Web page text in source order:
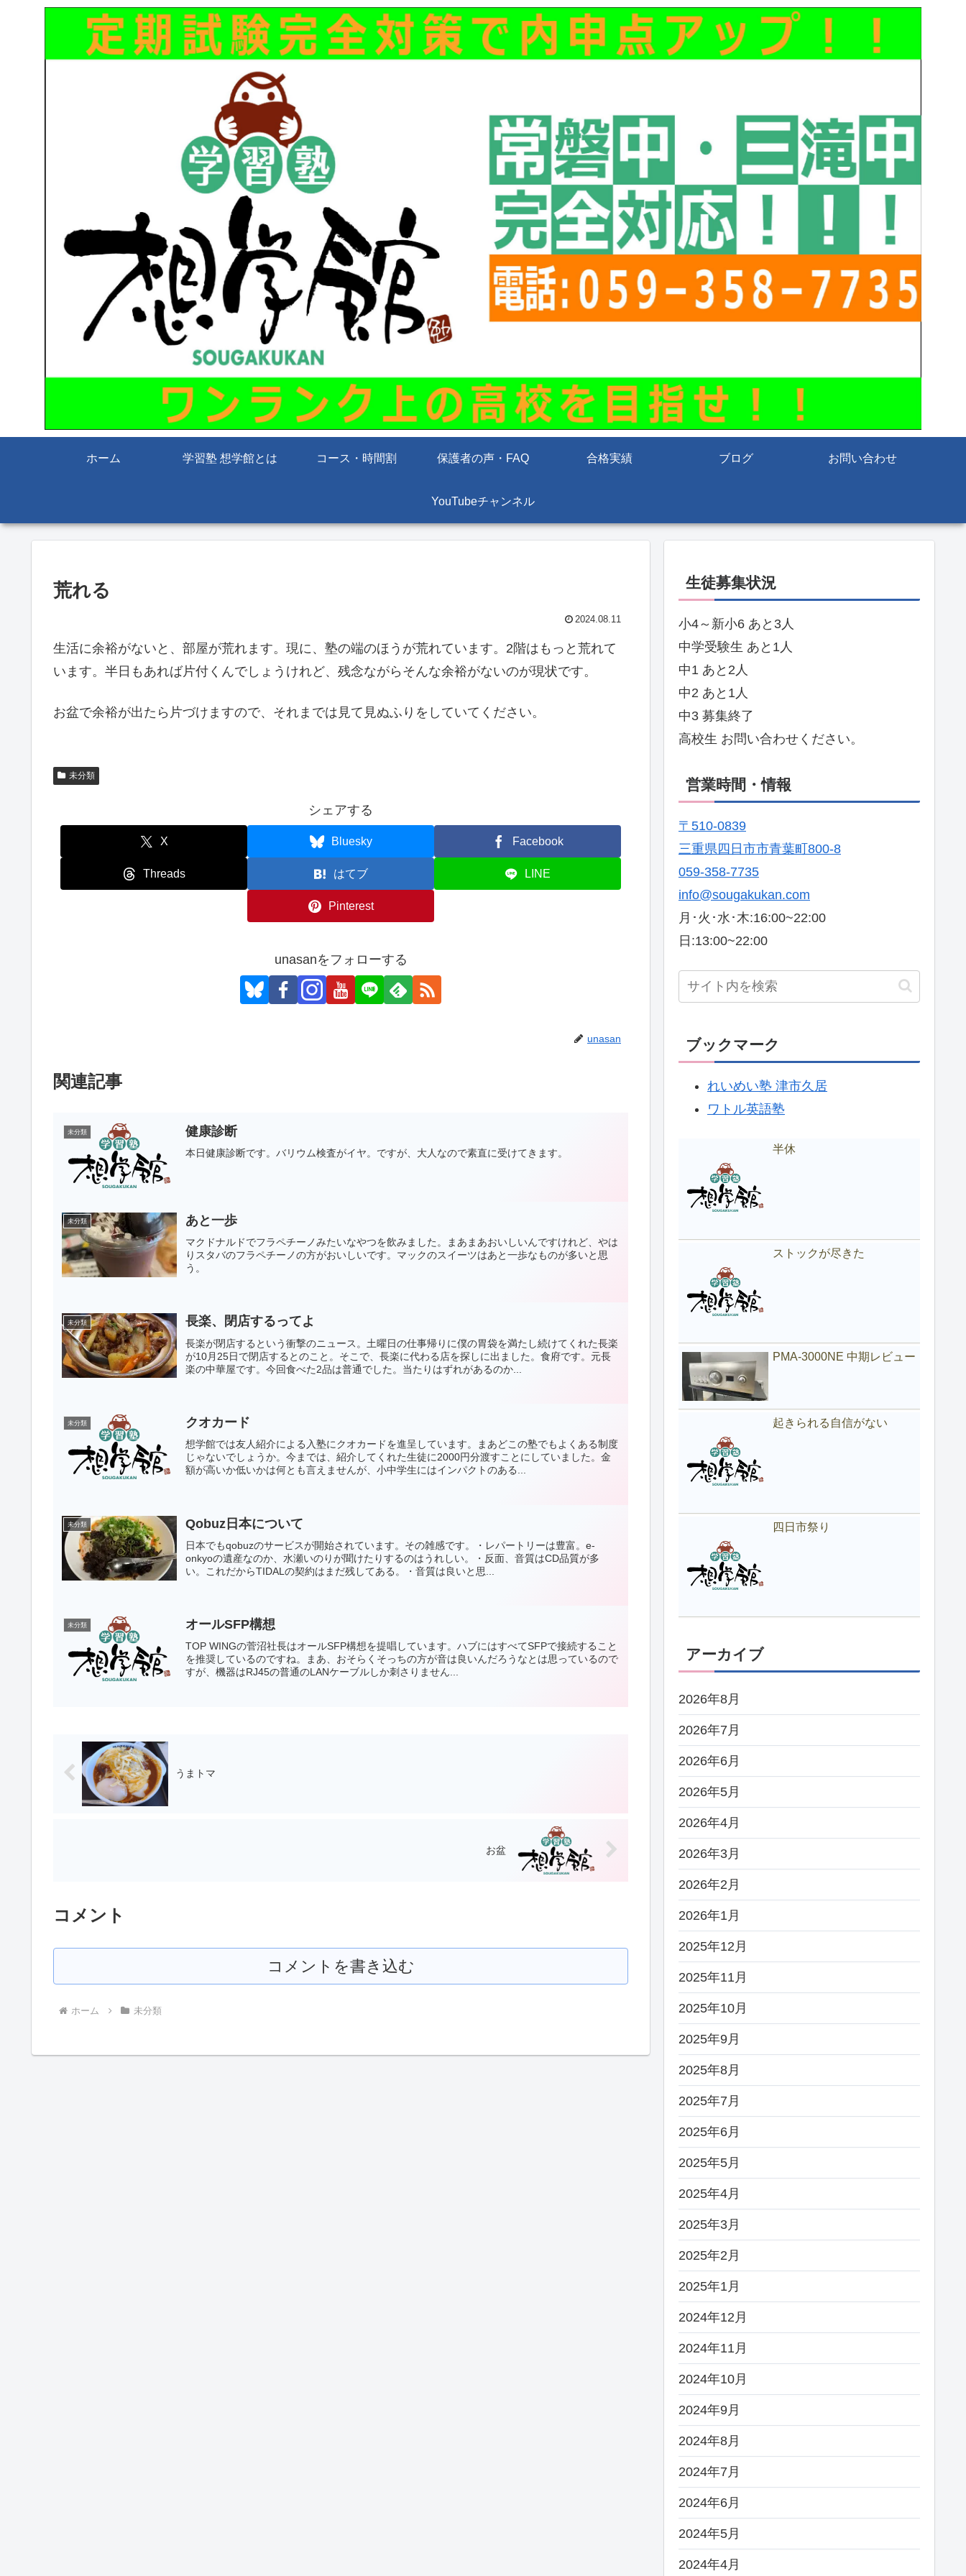
ホーム 学習塾 想学館とは コース・時間割 保護者の声・FAQ 合格実績 ブログ お問い合わせ
YouTubeチャンネル
荒れる
2024.08.11
生活に余裕がないと、部屋が荒れます。現に、塾の端のほうが荒れています。2階はもっと荒れて
います。半日もあれば片付くんでしょうけれど、残念ながらそんな余裕がないのが現状です。
お盆で余裕が出たら片づけますので、それまでは見て見ぬふりをしていてください。
未分類
シェアする
X Bluesky Facebook
Threads はてブ LINE
Pinterest
unasanをフォローする
unasan
関連記事
未分類 健康診断
本日健康診断です。バリウム検査がイヤ。ですが、大人なので素直に受けてきます。
未分類 あと一歩
マクドナルドでフラペチーノみたいなやつを飲みました。まあまあおいしいんですけれど、やは
りスタバのフラペチーノの方がおいしいです。マックのスイーツはあと一歩なものが多いと思
う。
未分類 長楽、閉店するってよ
長楽が閉店するという衝撃のニュース。土曜日の仕事帰りに僕の胃袋を満たし続けてくれた長楽
が10月25日で閉店するとのこと。そこで、長楽に代わる店を探しに出ました。食府です。元長
楽の中華屋です。今回食べた2品は普通でした。当たりはずれがあるのか...
未分類 クオカード
想学館では友人紹介による入塾にクオカードを進呈しています。まあどこの塾でもよくある制度
じゃないでしょうか。今までは、紹介してくれた生徒に2000円分渡すことにしていました。金
額が高いか低いかは何とも言えませんが、小中学生にはインパクトのある...
未分類 Qobuz日本について
日本でもqobuzのサービスが開始されています。その雑感です。・レパートリーは豊富。e-
onkyoの遺産なのか、水瀬いのりが聞けたりするのはうれしい。・反面、音質はCD品質が多
い。これだからTIDALの契約はまだ残してある。・音質は良いと思...
未分類 オールSFP構想
TOP WINGの菅沼社長はオールSFP構想を提唱しています。ハブにはすべてSFPで接続すること
を推奨しているのですね。まあ、おそらくそっちの方が音は良いんだろうなとは思っているので
すが、機器はRJ45の普通のLANケーブルしか刺さりません...
うまトマ
お盆
コメント
コメントを書き込む
ホーム 未分類
生徒募集状況
小4～新小6 あと3人
中学受験生 あと1人
中1 あと2人
中2 あと1人
中3 募集終了
高校生 お問い合わせください。
営業時間・情報
〒510-0839
三重県四日市市青葉町800-8
059-358-7735
info@sougakukan.com
月･火･水･木:16:00~22:00
日:13:00~22:00
ブックマーク
れいめい塾 津市久居
ワトル英語塾
半休
ストックが尽きた
PMA-3000NE 中期レビュー
起きられる自信がない
四日市祭り
アーカイブ
2026年8月
2026年7月
2026年6月
2026年5月
2026年4月
2026年3月
2026年2月
2026年1月
2025年12月
2025年11月
2025年10月
2025年9月
2025年8月
2025年7月
2025年6月
2025年5月
2025年4月
2025年3月
2025年2月
2025年1月
2024年12月
2024年11月
2024年10月
2024年9月
2024年8月
2024年7月
2024年6月
2024年5月
2024年4月